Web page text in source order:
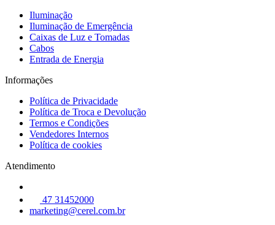
Iluminação
Iluminação de Emergência
Caixas de Luz e Tomadas
Cabos
Entrada de Energia
Informações
Política de Privacidade
Política de Troca e Devolução
Termos e Condições
Vendedores Internos
Política de cookies
Atendimento
47 31452000
marketing@cerel.com.br